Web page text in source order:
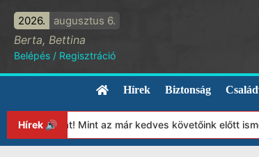
2026. augusztus 6.
Berta, Bettina
Belépés / Regisztráció
Hírek Biztonság
Hírek 🔊 Mint az már kedves követőink előtt